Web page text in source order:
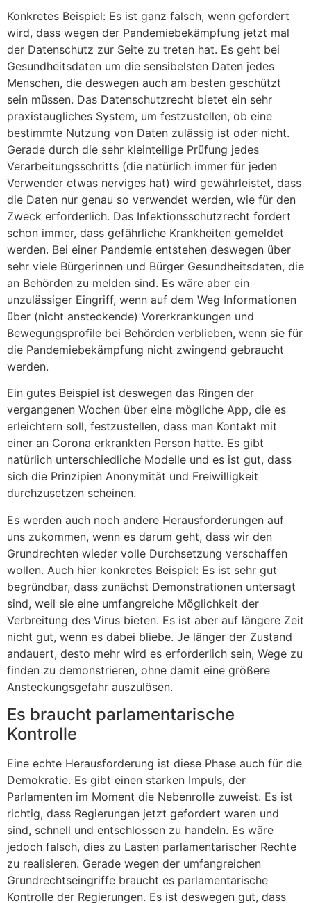
Konkretes Beispiel: Es ist ganz falsch, wenn gefordert
wird, dass wegen der Pandemiebekämpfung jetzt mal
der Datenschutz zur Seite zu treten hat. Es geht bei
Gesundheitsdaten um die sensibelsten Daten jedes
Menschen, die deswegen auch am besten geschützt
sein müssen. Das Datenschutzrecht bietet ein sehr
praxistaugliches System, um festzustellen, ob eine
bestimmte Nutzung von Daten zulässig ist oder nicht.
Gerade durch die sehr kleinteilige Prüfung jedes
Verarbeitungsschritts (die natürlich immer für jeden
Verwender etwas nerviges hat) wird gewährleistet, dass
die Daten nur genau so verwendet werden, wie für den
Zweck erforderlich. Das Infektionsschutzrecht fordert
schon immer, dass gefährliche Krankheiten gemeldet
werden. Bei einer Pandemie entstehen deswegen über
sehr viele Bürgerinnen und Bürger Gesundheitsdaten, die
an Behörden zu melden sind. Es wäre aber ein
unzulässiger Eingriff, wenn auf dem Weg Informationen
über (nicht ansteckende) Vorerkrankungen und
Bewegungsprofile bei Behörden verblieben, wenn sie für
die Pandemiebekämpfung nicht zwingend gebraucht
werden.
Ein gutes Beispiel ist deswegen das Ringen der
vergangenen Wochen über eine mögliche App, die es
erleichtern soll, festzustellen, dass man Kontakt mit
einer an Corona erkrankten Person hatte. Es gibt
natürlich unterschiedliche Modelle und es ist gut, dass
sich die Prinzipien Anonymität und Freiwilligkeit
durchzusetzen scheinen.
Es werden auch noch andere Herausforderungen auf
uns zukommen, wenn es darum geht, dass wir den
Grundrechten wieder volle Durchsetzung verschaffen
wollen. Auch hier konkretes Beispiel: Es ist sehr gut
begründbar, dass zunächst Demonstrationen untersagt
sind, weil sie eine umfangreiche Möglichkeit der
Verbreitung des Virus bieten. Es ist aber auf längere Zeit
nicht gut, wenn es dabei bliebe. Je länger der Zustand
andauert, desto mehr wird es erforderlich sein, Wege zu
finden zu demonstrieren, ohne damit eine größere
Ansteckungsgefahr auszulösen.
Es braucht parlamentarische
Kontrolle
Eine echte Herausforderung ist diese Phase auch für die
Demokratie. Es gibt einen starken Impuls, der
Parlamenten im Moment die Nebenrolle zuweist. Es ist
richtig, dass Regierungen jetzt gefordert waren und
sind, schnell und entschlossen zu handeln. Es wäre
jedoch falsch, dies zu Lasten parlamentarischer Rechte
zu realisieren. Gerade wegen der umfangreichen
Grundrechtseingriffe braucht es parlamentarische
Kontrolle der Regierungen. Es ist deswegen gut, dass